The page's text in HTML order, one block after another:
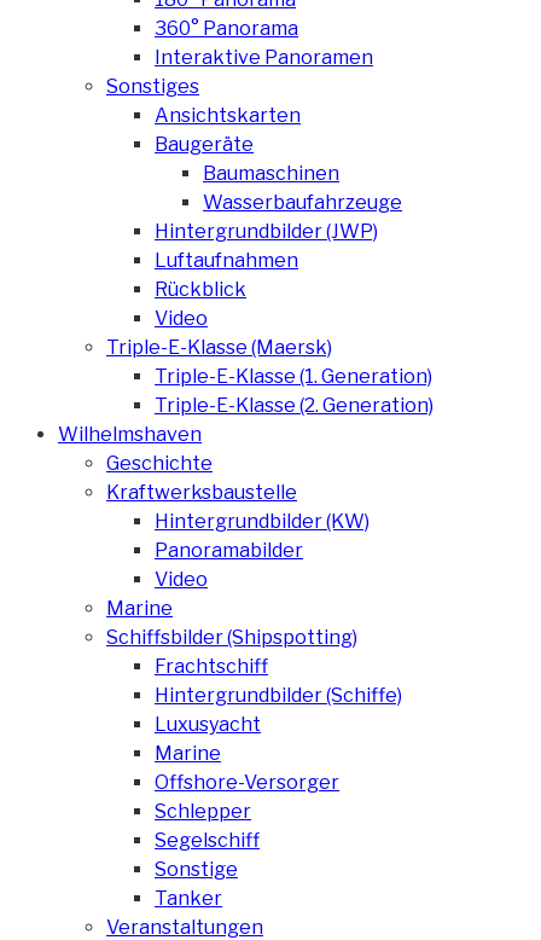
360° Panorama
Interaktive Panoramen
Sonstiges
Ansichtskarten
Baugeräte
Baumaschinen
Wasserbaufahrzeuge
Hintergrundbilder (JWP)
Luftaufnahmen
Rückblick
Video
Triple-E-Klasse (Maersk)
Triple-E-Klasse (1. Generation)
Triple-E-Klasse (2. Generation)
Wilhelmshaven
Geschichte
Kraftwerksbaustelle
Hintergrundbilder (KW)
Panoramabilder
Video
Marine
Schiffsbilder (Shipspotting)
Frachtschiff
Hintergrundbilder (Schiffe)
Luxusyacht
Marine
Offshore-Versorger
Schlepper
Segelschiff
Sonstige
Tanker
Veranstaltungen